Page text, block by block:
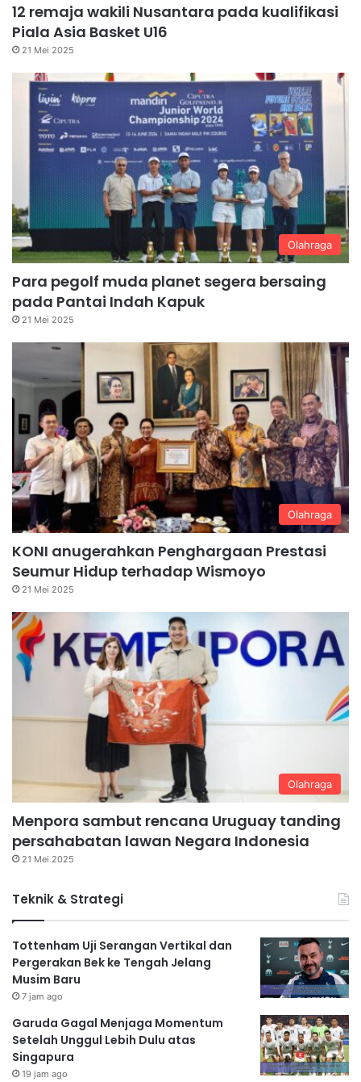
12 remaja wakili Nusantara pada kualifikasi
Piala Asia Basket U16
21 Mei 2025
Olahraga
Para pegolf muda planet segera bersaing
pada Pantai Indah Kapuk
21 Mei 2025
Olahraga
KONI anugerahkan Penghargaan Prestasi
Seumur Hidup terhadap Wismoyo
21 Mei 2025
Olahraga
Menpora sambut rencana Uruguay tanding
persahabatan lawan Negara Indonesia
21 Mei 2025
Teknik & Strategi
Tottenham Uji Serangan Vertikal dan
Pergerakan Bek ke Tengah Jelang
Musim Baru
7 jam ago
Garuda Gagal Menjaga Momentum
Setelah Unggul Lebih Dulu atas
Singapura
19 jam ago